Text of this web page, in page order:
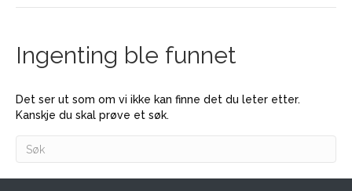
Ingenting ble funnet
Det ser ut som om vi ikke kan finne det du leter etter.
Kanskje du skal prøve et søk.